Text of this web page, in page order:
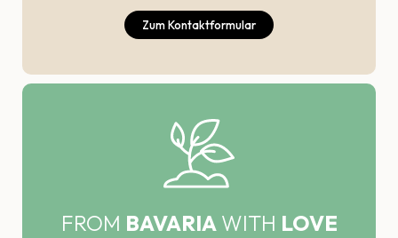
Zum Kontaktformular
FROM BAVARIAWITH LOVE